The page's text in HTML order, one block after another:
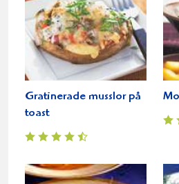
Gratinerade musslor på
toast